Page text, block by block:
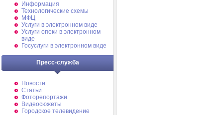
Информация
Технологические схемы
МФЦ
Услуги в электронном виде
Услуги опеки в электронном
виде
Госуслуги в электронном виде
Пресс-служба
Новости
Статьи
Фоторепортажи
Видеосюжеты
Городское телевидение